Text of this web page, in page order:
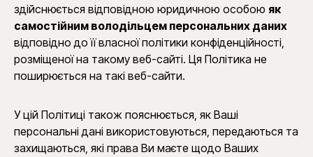
здійснюється відповідною юридичною особою як
самостійним володільцем персональних даних
відповідно до її власної політики конфіденційності,
розміщеної на такому веб-сайті. Ця Політика не
поширюється на такі веб-сайти.
У цій Політиці також пояснюється, як Ваші
персональні дані використовуються, передаються та
захищаються, які права Ви маєте щодо Ваших